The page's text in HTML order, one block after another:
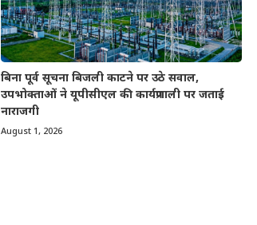
बिना पूर्व सूचना बिजली काटने पर उठे सवाल,
उपभोक्ताओं ने यूपीसीएल की कार्यप्रणाली पर जताई
नाराजगी
August 1, 2026